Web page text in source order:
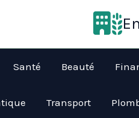
Santé Beauté
Transport